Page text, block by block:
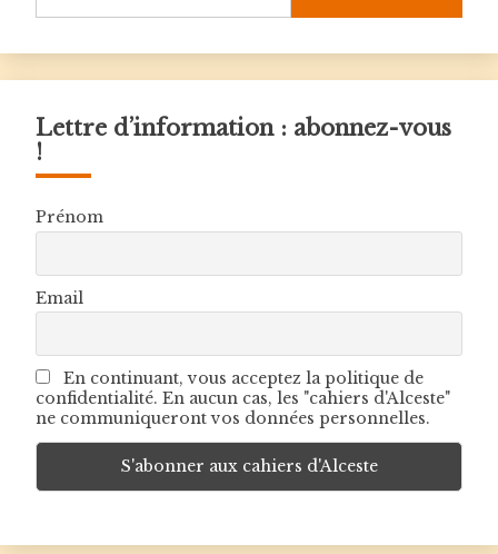
Lettre d’information : abonnez-vous
!
Prénom
Email
En continuant, vous acceptez la politique de
confidentialité. En aucun cas, les "cahiers d'Alceste"
ne communiqueront vos données personnelles.